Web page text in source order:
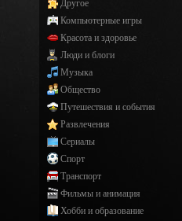
Другое
Компьютерные игры
Красота и здоровье
Люди и блоги
Музыка
Общество
Путешествия и события
Развлечения
Сериалы
Спорт
Транспорт
Фильмы и анимация
Хобби и образование